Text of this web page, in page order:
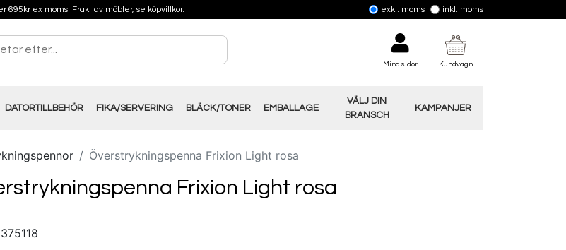
695kr ex moms. Frakt av möbler, se köpvillkor. exkl. moms inkl. moms
Mina sidor Kundvagn
DATORTILLBEHÖR FIKA/SERVERING BLÄCK/TONER EMBALLAGE
VÄLJ DIN
BRANSCH
KAMPANJER
Överstrykningspenna Frixion Light rosa
Frixion Light rosa
375118